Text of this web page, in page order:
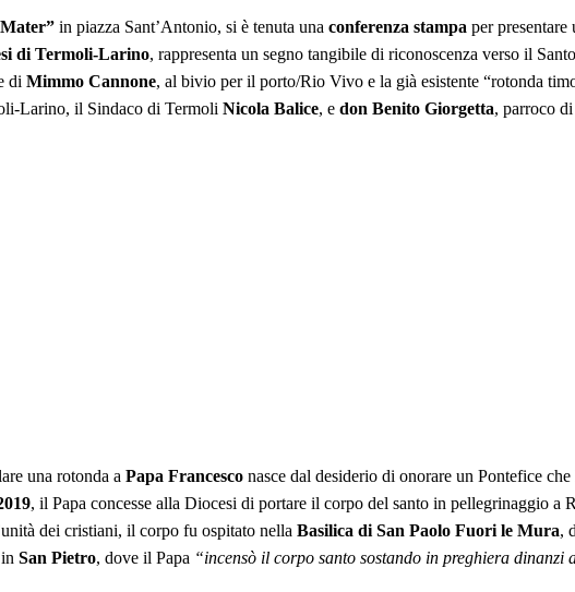
in piazza Sant’Antonio, si è tenuta una conferenza stampa per
di Termoli-Larino, rappresenta un segno tangibile di riconoscenza verso il
di Mimmo Cannone, al bivio per il porto/Rio Vivo e la già esistente “rotonda
Larino, il Sindaco di Termoli Nicola Balice, e don Benito Giorgetta, parroco
una rotonda a Papa Francesco nasce dal desiderio di onorare un Pontefice
, il Papa concesse alla Diocesi di portare il corpo del santo in pellegrinaggio a
dei cristiani, il corpo fu ospitato nella Basilica di San Paolo Fuori le Mura,
San Pietro, dove il Papa “incensò il corpo santo sostando in preghiera